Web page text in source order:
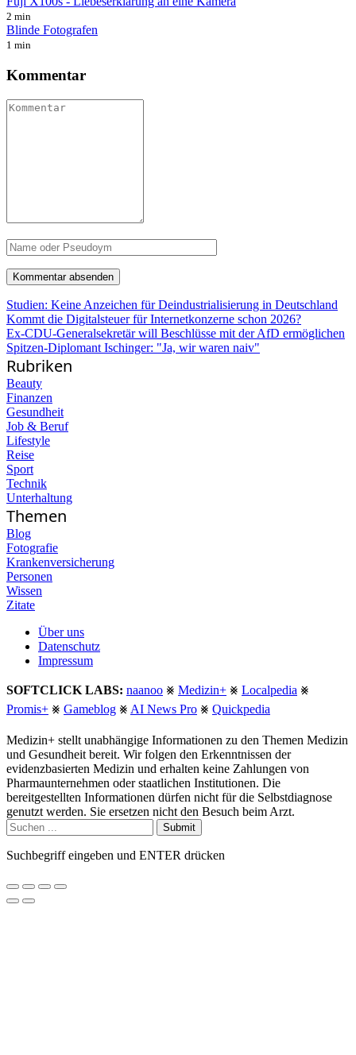
2 min
Blinde Fotografen
1 min
Kommentar
Studien: Keine Anzeichen für Deindustrialisierung in Deutschland
Kommt die Digitalsteuer für Internetkonzerne schon 2026?
Ex-CDU-Generalsekretär will Beschlüsse mit der AfD ermöglichen
Spitzen-Diplomant Ischinger: "Ja, wir waren naiv"
Rubriken
Beauty
Finanzen
Gesundheit
Job & Beruf
Lifestyle
Reise
Sport
Technik
Unterhaltung
Themen
Blog
Fotografie
Krankenversicherung
Personen
Wissen
Zitate
Über uns
Datenschutz
Impressum
SOFTCLICK LABS: naanoo ⨳ Medizin+ ⨳ Localpedia ⨳
Promis+ ⨳ Gameblog ⨳ AI News Pro ⨳ Quickpedia
Medizin+ stellt unabhängige Informationen zu den Themen Medizin
und Gesundheit bereit. Wir folgen den Erkenntnissen der
evidenzbasierten Medizin und erhalten keine Zahlungen von
Pharmaunternehmen oder staatlichen Institutionen. Die
bereitgestellten Informationen dürfen nicht für die Selbstdiagnose
genutzt werden. Sie ersetzen nicht den Besuch beim Arzt.
Submit
Suchbegriff eingeben und ENTER drücken